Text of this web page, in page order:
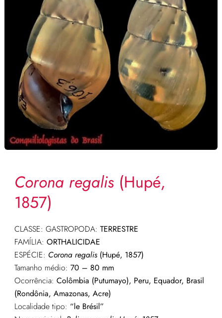
Corona regalis(Hupé,
1857)
CLASSE: GASTROPODA: TERRESTRE
FAMÍLIA: ORTHALICIDAE
ESPÉCIE: Corona regalis(Hupé, 1857)
Tamanho médio: 70 – 80 mm
Ocorrência: Colômbia (Putumayo), Peru, Equador, Brasil
(Rondônia, Amazonas, Acre)
Localidade tipo: “le Brésil”